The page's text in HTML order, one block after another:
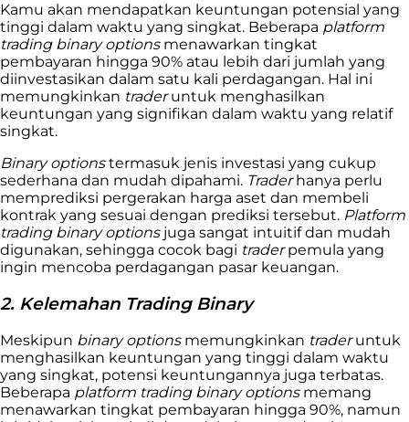
Kamu akan mendapatkan keuntungan potensial yang
tinggi dalam waktu yang singkat. Beberapa platform
trading binary optionsmenawarkan tingkat
pembayaran hingga 90% atau lebih dari jumlah yang
diinvestasikan dalam satu kali perdagangan. Hal ini
memungkinkan traderuntuk menghasilkan
keuntungan yang signifikan dalam waktu yang relatif
singkat.
Binary optionstermasuk jenis investasi yang cukup
sederhana dan mudah dipahami. Trader hanya perlu
memprediksi pergerakan harga aset dan membeli
kontrak yang sesuai dengan prediksi tersebut. Platform
trading binary options juga sangat intuitif dan mudah
digunakan, sehingga cocok bagi traderpemula yang
ingin mencoba perdagangan pasar keuangan.
2. Kelemahan Trading Binary
Meskipun binary options memungkinkan traderuntuk
menghasilkan keuntungan yang tinggi dalam waktu
yang singkat, potensi keuntungannya juga terbatas.
Beberapa platform trading binary options memang
menawarkan tingkat pembayaran hingga 90%, namun